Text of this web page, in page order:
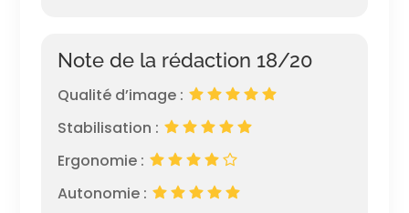
Note de la rédaction 18/20
Qualité d’image :
Stabilisation :
Ergonomie :
Autonomie :